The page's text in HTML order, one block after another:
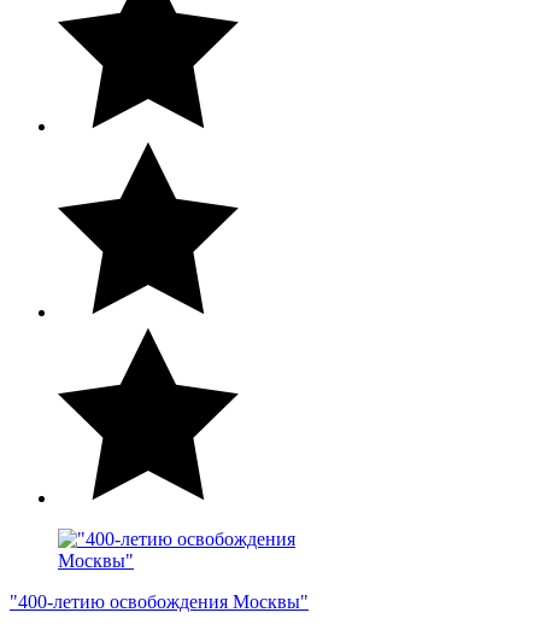
"400-летию освобождения Москвы"